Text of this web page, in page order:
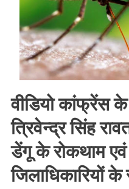
वीडियो कांफ्रेंस
त्रिवेन्द्र सिंह
डेंगू के रोकथाम
जिलाधिकारियों